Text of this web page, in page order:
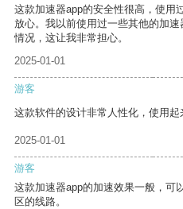
这款加速器app的安全性很高，使用
放心。我以前使用过一些其他的加
情况，这让我非常担心。
2025-01-01
游客
这款软件的设计非常人性化，使用起
2025-01-01
游客
这款加速器app的加速效果一般，可
区的线路。